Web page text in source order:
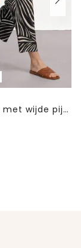
7/8 broek met wijde pijpen in Loose Fit